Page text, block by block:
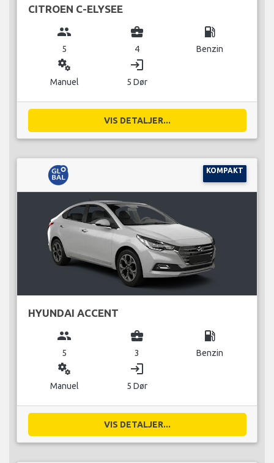
CITROEN C-ELYSEE
group
5
business_center
4
local_gas_station
Benzin
miscellaneous_services
Manuel
login
5 Dør
VIS DETALJER...
KOMPAKT
HYUNDAI ACCENT
group
5
business_center
3
local_gas_station
Benzin
miscellaneous_services
Manuel
login
5 Dør
VIS DETALJER...